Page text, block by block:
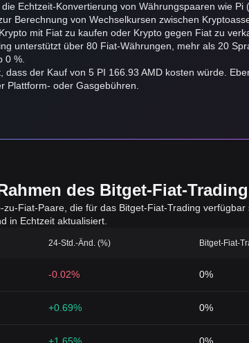
Echtzeit-Konvertierung von Währungspaaren wie Pi
Berechnung von Wechselkursen zwischen
mit Fiat zu kaufen oder Krypto gegen Fiat zu
unterstützt über 80 Fiat-Währungen, mehr als 20
0 %.
der Kauf von 5 PI 166.93 AMD kosten würde.
Plattform- oder Gasgebühren.
des Bitget-Fiat-
Fiat-Paare, die für das Bitget-Fiat-Trading
in Echtzeit aktualisiert.
24-Std.-Änd. (%) Bitget-Fiat-
-0.02% 0%
+0.69% 0%